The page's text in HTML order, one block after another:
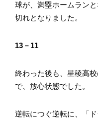
球が、満塁ホームラン
切れとなりました。
13－11
終わった後も、星稜高
で、放心状態でした。
逆転につぐ逆転に、「